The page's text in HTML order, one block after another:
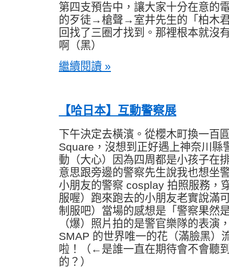
第四支預告中，讓大家十分在意的
的歹徒→槍聲→室井先生的「柏木
回找了三圈才找到。那裡根本就沒
啊（黑）
繼續閱讀 »
【哈日本】互動警察展
下午決定去橫濱。從櫻木町換一百
Square，沒想到正好遇上神奈川縣
動（大心）因為四周都是小孩子在
意思跟旁邊的警察先生說我也想坐
小朋友的警察 cosplay 拍照服務，
服喔）跑來跑去的小朋友老實說
制服吧）當場的感想是「警察果然
（爆）照片拍的是警官樂隊的表演
SMAP 的世界唯一的花（滿臉黑）
啦！（←是誰一直在期待會不會聽
的？）